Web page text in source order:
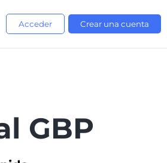
Acceder Crear una cuenta
GBP